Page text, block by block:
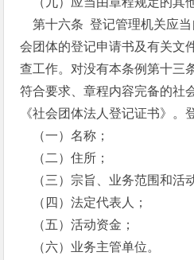
第十六条 登记管理机关应当
会团体的登记申请书及有关文
查工作。对没有本条例第十三
符合要求、章程内容完备的社
《社会团体法人登记证书》。
（一）名称；
（二）住所；
（三）宗旨、业务范围和活
（四）法定代表人；
（五）活动资金；
（六）业务主管单位。